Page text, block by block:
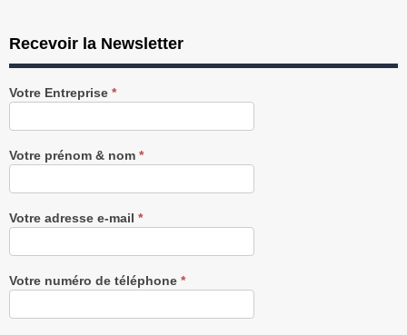
Recevoir la Newsletter
Recevez
notre
gratuitement
Votre Entreprise *
Votre prénom & nom *
Votre adresse e-mail *
Votre numéro de téléphone *